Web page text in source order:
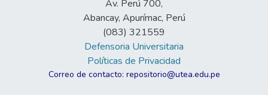
Av. Perú 700,
Abancay, Apurímac, Perú
(083) 321559
Defensoria Universitaria
Políticas de Privacidad
Correo de contacto: repositorio@utea.edu.pe